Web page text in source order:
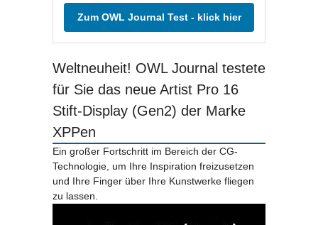
Zum OWL Journal Test - klick hier
Weltneuheit! OWL Journal testete
für Sie das neue Artist Pro 16
Stift-Display (Gen2) der Marke
XPPen
Ein großer Fortschritt im Bereich der CG-
Technologie, um Ihre Inspiration freizusetzen
und Ihre Finger über Ihre Kunstwerke fliegen
zu lassen.